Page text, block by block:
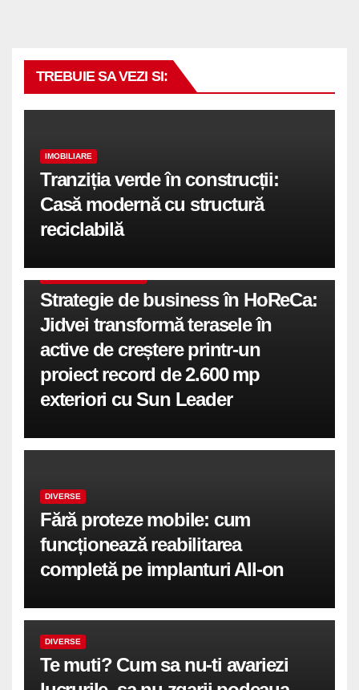
TREBUIE SA VEZI SI:
IMOBILIARE
Tranziția verde în construcții:
Casă modernă cu structură
reciclabilă
Strategie de business în HoReCa:
Jidvei transformă terasele în
active de creștere printr-un
proiect record de 2.600 mp
exteriori cu Sun Leader
DIVERSE
Fără proteze mobile: cum
funcționează reabilitarea
completă pe implanturi All-on
DIVERSE
Te muti? Cum sa nu-ti avariezi